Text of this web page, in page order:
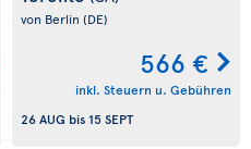
von Berlin (DE)
566 €
inkl. Steuern u. Gebühren
26 AUG bis 15 SEPT